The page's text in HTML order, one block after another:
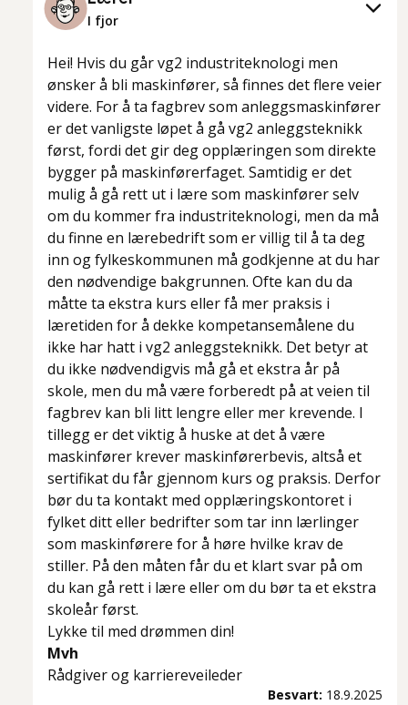
I fjor
Hei! Hvis du går vg2 industriteknologi men
ønsker å bli maskinfører, så finnes det flere veier
videre. For å ta fagbrev som anleggsmaskinfører
er det vanligste løpet å gå vg2 anleggsteknikk
først, fordi det gir deg opplæringen som direkte
bygger på maskinførerfaget. Samtidig er det
mulig å gå rett ut i lære som maskinfører selv
om du kommer fra industriteknologi, men da må
du finne en lærebedrift som er villig til å ta deg
inn og fylkeskommunen må godkjenne at du har
den nødvendige bakgrunnen. Ofte kan du da
måtte ta ekstra kurs eller få mer praksis i
læretiden for å dekke kompetansemålene du
ikke har hatt i vg2 anleggsteknikk. Det betyr at
du ikke nødvendigvis må gå et ekstra år på
skole, men du må være forberedt på at veien til
fagbrev kan bli litt lengre eller mer krevende. I
tillegg er det viktig å huske at det å være
maskinfører krever maskinførerbevis, altså et
sertifikat du får gjennom kurs og praksis. Derfor
bør du ta kontakt med opplæringskontoret i
fylket ditt eller bedrifter som tar inn lærlinger
som maskinførere for å høre hvilke krav de
stiller. På den måten får du et klart svar på om
du kan gå rett i lære eller om du bør ta et ekstra
skoleår først.
Lykke til med drømmen din!
Mvh
Rådgiver og karriereveileder
Besvart: 18.9.2025